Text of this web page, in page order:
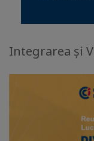
Integrarea și